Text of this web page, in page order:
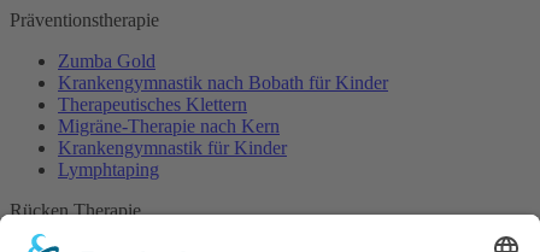
Präventionstherapie
Zumba Gold
Krankengymnastik nach Bobath für Kinder
Therapeutisches Klettern
Migräne-Therapie nach Kern
Krankengymnastik für Kinder
Lymphtaping
Rücken Therapie